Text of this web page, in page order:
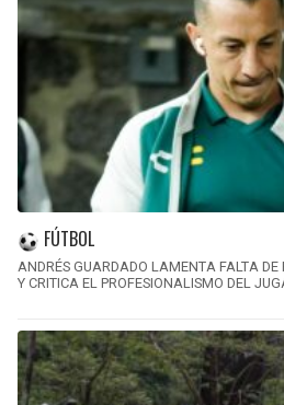
FÚTBOL
ANDRÉS GUARDADO LAMENTA FALTA DE
Y CRITICA EL PROFESIONALISMO DEL